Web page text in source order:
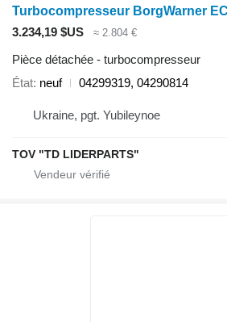
3.234,19 $US ≈ 2.804 €
Pièce détachée - turbocompresseur
État neuf 04299319, 04290814
Ukraine, pgt. Yubileynoe
TOV "TD LIDERPARTS"